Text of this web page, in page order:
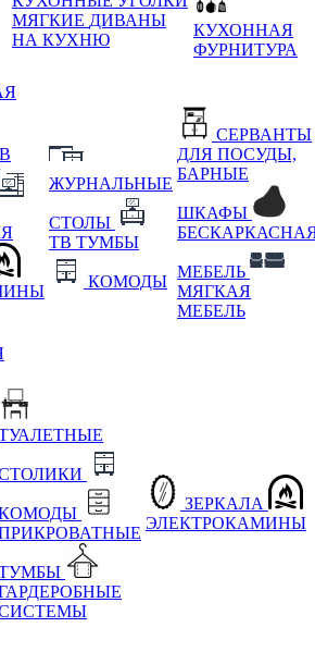
МЯГКИЕ ДИВАНЫ
НА КУХНЮ
КУХОННАЯ
ФУРНИТУРА
ЖУРНАЛЬНЫЕ
СТОЛЫ
ТВ ТУМБЫ
КОМОДЫ
СЕРВАНТЫ
ДЛЯ ПОСУДЫ,
БАРНЫЕ
ШКАФЫ
МЕБЕЛЬ
МЯГКАЯ
МЕБЕЛЬ
ЗЕРКАЛА
ЭЛЕКТРОКАМИНЫ